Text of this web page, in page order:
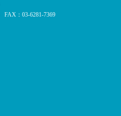
FAX：03-6281-7369